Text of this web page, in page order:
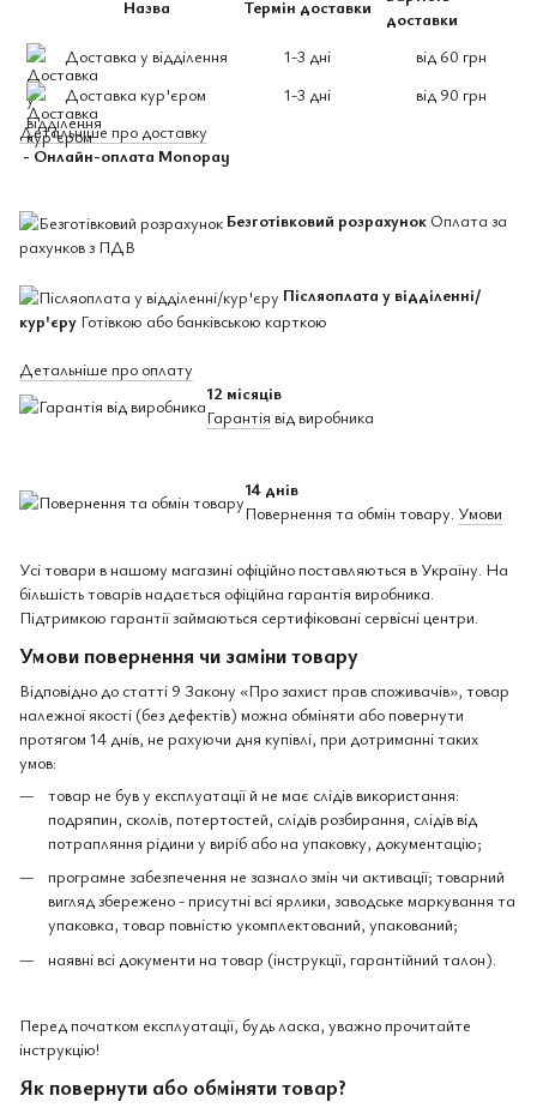
Назва Термін доставки
доставки
Доставка у відділення
1-3 дні
від 60 грн
Доставка кур'єром
1-3 дні
від 90 грн
Детальніше про доставку
- Онлайн-оплата Monopay
Безготівковий розрахунок Оплата за
рахунков з ПДВ
Післяоплата у відділенні/
кур'єру Готівкою або банківською карткою
Детальніше про оплату
12 місяців
Гарантія від виробника
14 днів
Повернення та обмін товару. Умови
Усі товари в нашому магазині офіційно поставляються в Україну. На
більшість товарів надається офіційна гарантія виробника.
Підтримкою гарантії займаються сертифіковані сервісні центри.
Умови повернення чи заміни товару
Відповідно до статті 9 Закону «Про захист прав споживачів», товар
належної якості (без дефектів) можна обміняти або повернути
протягом 14 днів, не рахуючи дня купівлі, при дотриманні таких
умов:
товар не був у експлуатації й не має слідів використання:
подряпин, сколів, потертостей, слідів розбирання, слідів від
потрапляння рідини у виріб або на упаковку, документацію;
програмне забезпечення не зазнало змін чи активації; товарний
вигляд збережено - присутні всі ярлики, заводське маркування та
упаковка, товар повністю укомплектований, упакований;
наявні всі документи на товар (інструкції, гарантійний талон).
Перед початком експлуатації, будь ласка, уважно прочитайте
інструкцію!
Як повернути або обміняти товар?